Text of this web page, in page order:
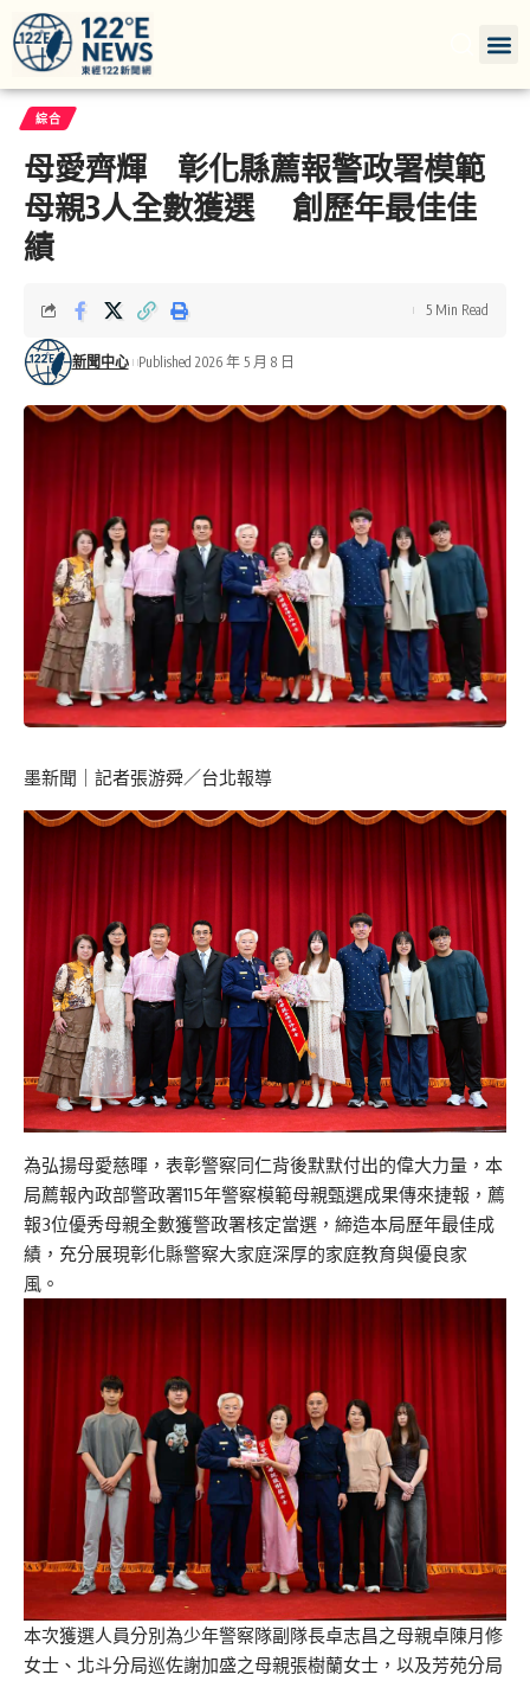
綜合
母愛齊輝 彰化縣薦報警政署模範
母親3人全數獲選 創歷年最佳佳
績
新聞中心 Published 2026 年 5 月 8 日
5 Min Read
墨新聞 ｜記者張游舜／台北報導
為弘揚母愛慈暉，表彰警察同仁背後默默付出的偉大力量，本
局薦報內政部警政署115年警察模範母親甄選成果傳來捷報，薦
報3位優秀母親全數獲警政署核定當選，締造本局歷年最佳成
績，充分展現彰化縣警察大家庭深厚的家庭教育與優良家
風。
本次獲選人員分別為少年警察隊副隊長卓志昌之母親卓陳月修
女士、北斗分局巡佐謝加盛之母親張樹蘭女士，以及芳苑分局